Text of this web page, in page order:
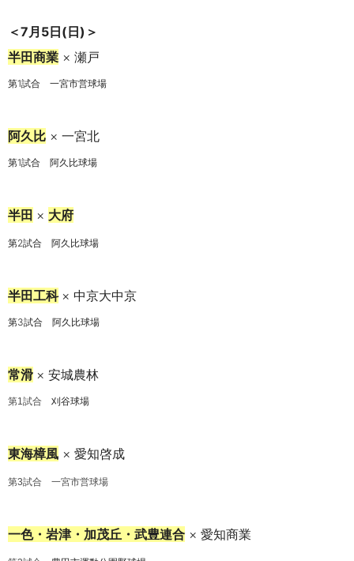
＜7月5日(日) ＞
半田商業 × 瀬戸
第1試合 一宮市営球場
阿久比 × 一宮北
第1試合 阿久比球場
半田 × 大府
第2試合 阿久比球場
半田工科 × 中京大中京
第3試合 阿久比球場
常滑 × 安城農林
第1試合 刈谷球場
東海樟風 × 愛知啓成
第3試合 一宮市営球場
一色・岩津・加茂丘・武豊連合 × 愛知商業